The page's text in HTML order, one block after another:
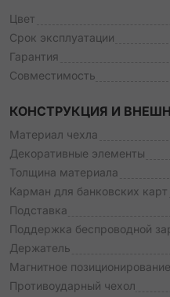
Цвет
Срок эксплуатации
Гарантия
Совместимость
КОНСТРУКЦИЯ И
Материал чехла
Декоративные элементы
Толщина материала
Карман для банковских карт
Подставка
Поддержка беспроводной
Держатель
Магнитное позиционирование
Противоударный чехол